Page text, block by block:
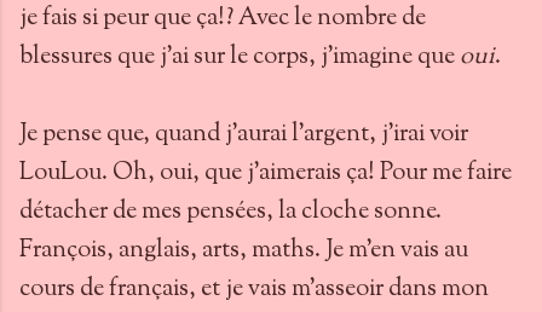
je fais si peur que ça!? Avec le nombre de
blessures que j'ai sur le corps, j'imagine queoui.
Je pense que, quand j'aurai l'argent, j'irai voir
LouLou. Oh, oui, que j'aimerais ça! Pour me faire
détacher de mes pensées, la cloche sonne.
François, anglais, arts, maths. Je m'en vais au
cours de français, et je vais m'asseoir dans mon